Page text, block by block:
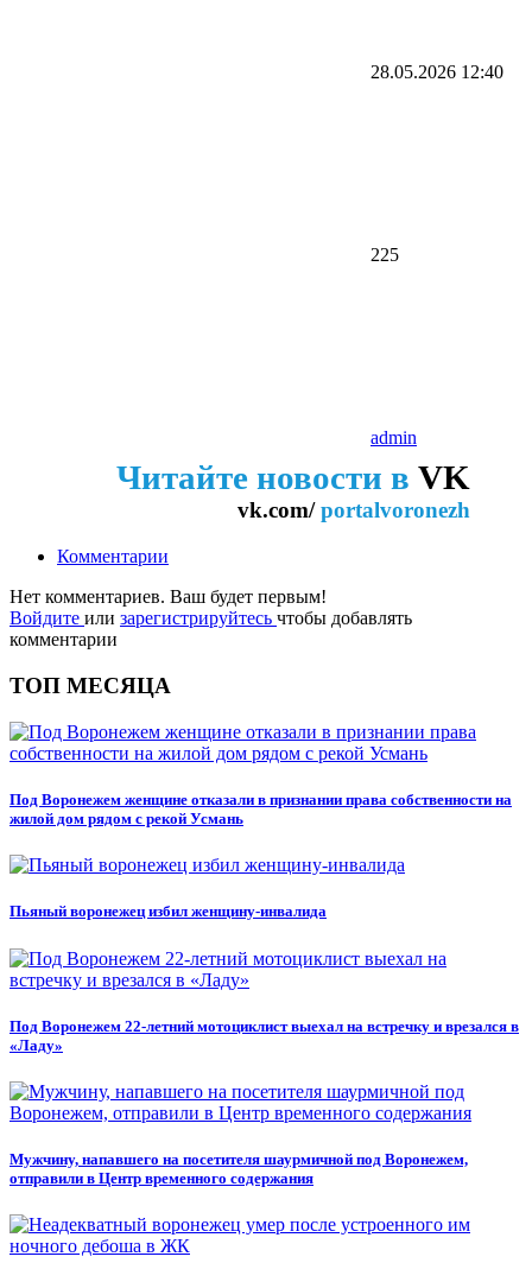
28.05.2026 12:40
225
admin
Читайте новости в VK
vk.com/portalvoronezh
Комментарии
Нет комментариев. Ваш будет первым!
Войдите или зарегистрируйтесь чтобы добавлять
комментарии
ТОП МЕСЯЦА
Под Воронежем женщине отказали в признании права собственности на
жилой дом рядом с рекой Усмань
Пьяный воронежец избил женщину-инвалида
Под Воронежем 22-летний мотоциклист выехал на встречку и врезался в
«Ладу»
Мужчину, напавшего на посетителя шаурмичной под Воронежем,
отправили в Центр временного содержания